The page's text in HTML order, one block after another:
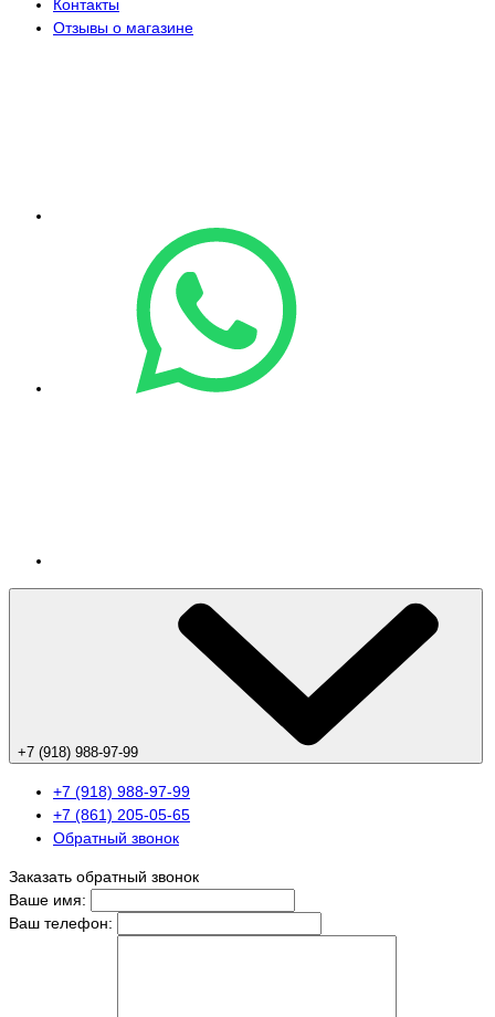
Контакты
Отзывы о магазине
+7 (918) 988-97-99
+7 (918) 988-97-99
+7 (861) 205-05-65
Обратный звонок
Заказать обратный звонок
Ваше имя:
Ваш телефон: